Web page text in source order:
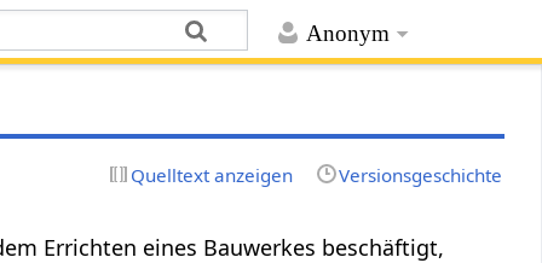
Anonym
Quelltext anzeigen Versionsgeschichte
Errichten eines Bauwerkes beschäftigt,